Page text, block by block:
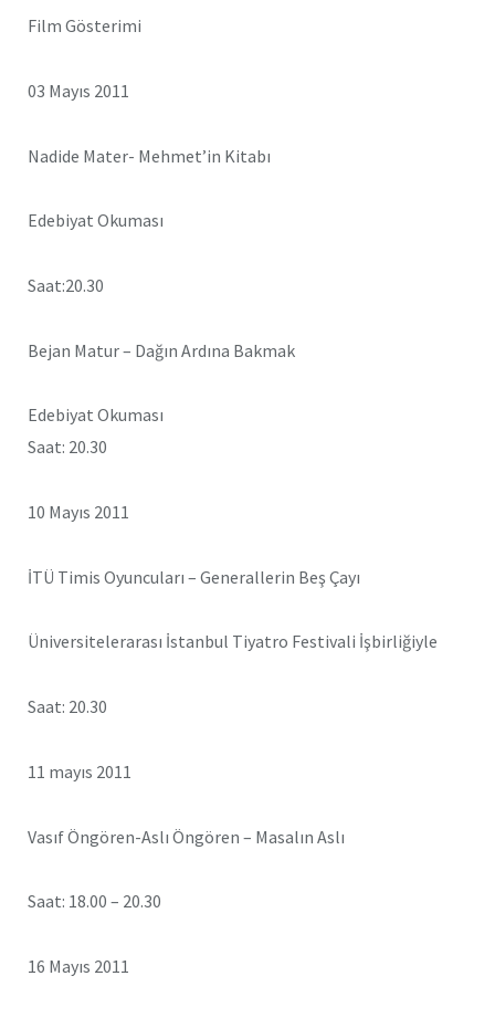
Film Gösterimi
03 Mayıs 2011
Nadide Mater- Mehmet’in Kitabı
Edebiyat Okuması
Saat:20.30
Bejan Matur – Dağın Ardına Bakmak
Edebiyat Okuması
Saat: 20.30
10 Mayıs 2011
İTÜ Timis Oyuncuları – Generallerin Beş Çayı
Üniversitelerarası İstanbul Tiyatro Festivali İşbirliğiyle
Saat: 20.30
11 mayıs 2011
Vasıf Öngören-Aslı Öngören – Masalın Aslı
Saat: 18.00 – 20.30
16 Mayıs 2011